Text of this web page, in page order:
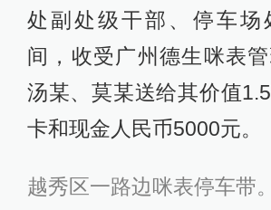
处副处级干部、停车场
间，收受广州德生咪表
汤某、莫某送给其价值
卡和现金人民币5000元。
越秀区一路边咪表停车带